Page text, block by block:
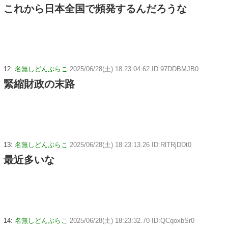
これから日本全国で頻発するんだろうな
12: 名無しどんぶらこ 2025/06/28(土) 18:23:04.62 ID:97DDBMJB0
緊縮財政の末路
13: 名無しどんぶらこ 2025/06/28(土) 18:23:13.26 ID:RlTRjDDt0
最近多いな
14: 名無しどんぶらこ 2025/06/28(土) 18:23:32.70 ID:QCqoxbSr0